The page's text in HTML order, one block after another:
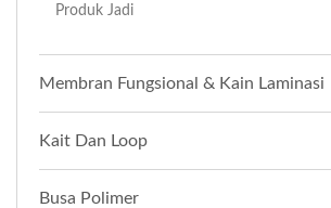
Produk Jadi
Membran Fungsional & Kain Laminasi
Kait Dan Loop
Busa Polimer